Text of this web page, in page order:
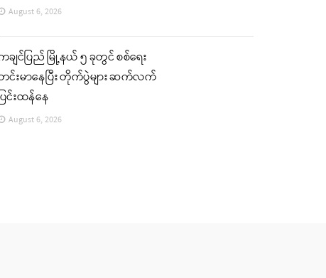
August 6, 2026
ချင်ပြည် မြို့နယ် ၅ ခုတွင် စစ်ရေး
င်းမာနေပြီး တိုက်ပွဲများ ဆက်လက်
ြင်းထန်နေ
August 6, 2026